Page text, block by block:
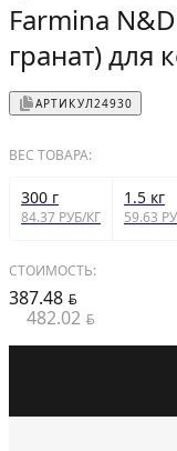
Farmina
гранат) для
АРТИКУЛ24930
ВЕС ТОВАРА:
300 г
84.37 РУБ/КГ
1.5 кг
59.63
СТОИМОСТЬ:
387.48 BYN
482.02 BYN